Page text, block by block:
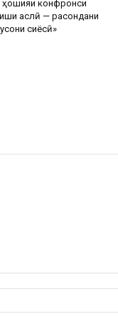
ҳошияи конфронси
аслӣ — расондани
сиёсӣ»